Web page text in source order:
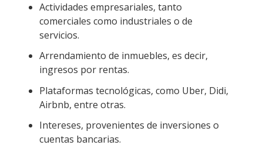
Actividades empresariales, tanto
comerciales como industriales o de
servicios.
Arrendamiento de inmuebles, es decir,
ingresos por rentas.
Plataformas tecnológicas, como Uber, Didi,
Airbnb, entre otras.
Intereses, provenientes de inversiones o
cuentas bancarias.